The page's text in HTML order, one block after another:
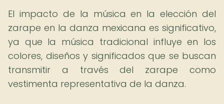
El impacto de la música en la elección del
zarape en la danza mexicana es significativo,
ya que la música tradicional influye en los
colores, diseños y significados que se buscan
transmitir a través del zarape como
vestimenta representativa de la danza.